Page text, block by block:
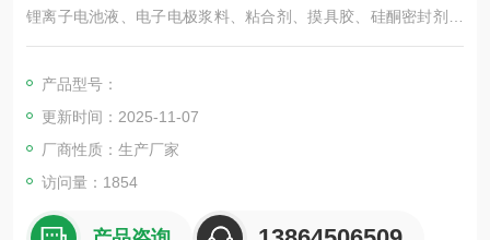
锂离子电池液、电子电极浆料、粘合剂、摸具胶、硅酮密封剂、
聚氨酯密封剂、厌氧胶、油墨、颜料、化妆品、药膏、电子、化
应、分散、溶解、均质、乳化等工艺。
产品型号：
更新时间：2025-11-07
厂商性质：生产厂家
访问量：1854